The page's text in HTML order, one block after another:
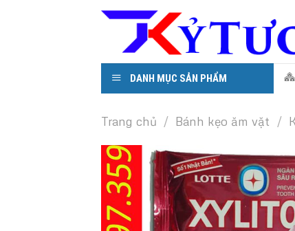
DANH MỤC SẢN PHẨM
Trang chủ / Bánh kẹo ăm vặt /